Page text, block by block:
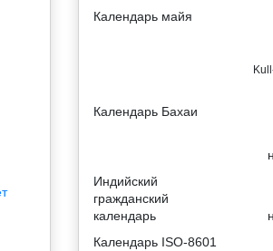
Календарь майя
Календарь Бахаи
Индийский
гражданский
календарь
Календарь ISO-8601